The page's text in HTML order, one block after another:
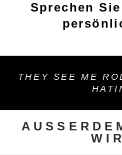
Sprechen
THEY SEE ME
IR: